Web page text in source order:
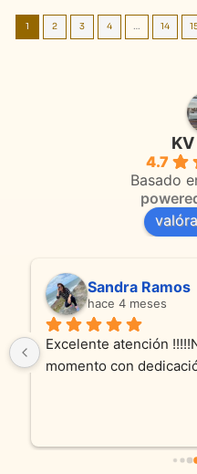
1 2 3 4 … 14
4.7
Basado
Sandra Ramos
hace 4 meses
Excelente atención
momento con